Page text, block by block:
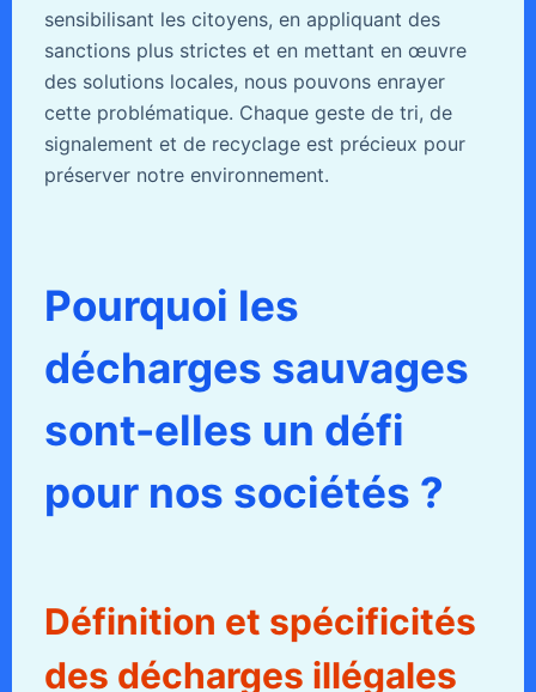
sensibilisant les citoyens, en appliquant des
sanctions plus strictes et en mettant en œuvre
des solutions locales, nous pouvons enrayer
cette problématique. Chaque geste de tri, de
signalement et de recyclage est précieux pour
préserver notre environnement.
Pourquoi les
décharges sauvages
sont-elles un défi
pour nos sociétés ?
Définition et spécificités
des décharges illégales